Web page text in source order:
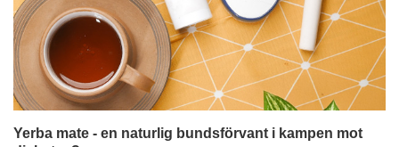
Yerba mate - en naturlig bundsförvant i kampen mot